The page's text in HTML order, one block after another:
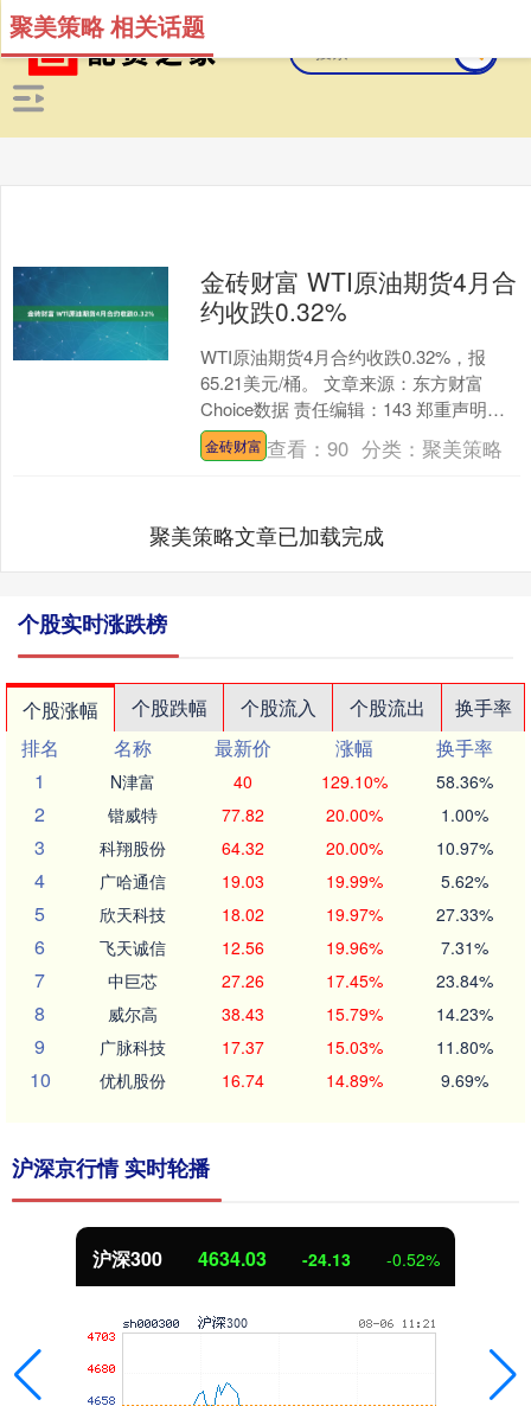
聚美策略 相关话题
金砖财富 WTI原油期货4月合
约收跌0.32%
WTI原油期货4月合约收跌0.32%，报
65.21美元/桶。 文章来源：东方财富
Choice数据 责任编辑：143 郑重声明：
东方财富发布此内容旨在传播更多信
息....
金砖财富 查看：90 分类： 聚美策略
聚美策略文章已加载完成
个股实时涨跌榜
个股涨幅 个股跌幅 个股流入 个股流出
换手率
排名
名称 最新价 涨幅
换手率
1
N津富 40 129.10% 58.36%
2 锴威特 77.82 20.00% 1.00%
3 科翔股份 64.32 20.00% 10.97%
4 广哈通信 19.03 19.99% 5.62%
5 欣天科技 18.02 19.97% 27.33%
6 飞天诚信 12.56 19.96% 7.31%
7 中巨芯 27.26 17.45% 23.84%
8 威尔高 38.43 15.79% 14.23%
9 广脉科技 17.37 15.03% 11.80%
10 优机股份 16.74 14.89% 9.69%
沪深京行情 实时轮播
沪深300 4634.03 -24.13 -0.52%